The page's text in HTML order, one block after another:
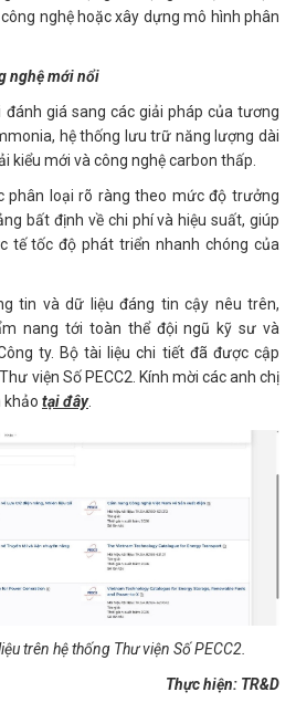
nghệ hoặc xây dựng mô hình phân
nghệ mới nổi
giá sang các giải pháp của tương
hệ thống lưu trữ năng lượng dài
kiểu mới và công nghệ carbon thấp.
phân loại rõ ràng theo mức độ trưởng
bất định về chi phí và hiệu suất, giúp
tế tốc độ phát triển nhanh chóng của
tin và dữ liệu đáng tin cậy nêu trên,
nang tới toàn thể đội ngũ kỹ sư và
ty. Bộ tài liệu chi tiết đã được cập
viện Số PECC2. Kính mời các anh chị
khảo tại đây.
trên hệ thống Thư viện Số PECC2.
Thực hiện: TR&D